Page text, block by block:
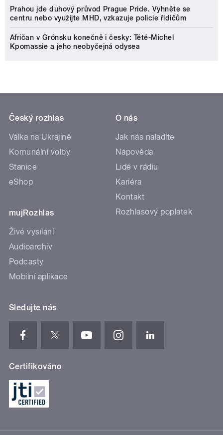
Prahou jde duhový průvod Prague Pride. Vyhněte se
centru nebo využijte MHD, vzkazuje policie řidičům
Afričan v Grónsku konečně i česky: Tété-Michel
Kpomassie a jeho neobyčejná odysea
Český rozhlas
Válka na Ukrajině
Komunální volby
Stanice
eShop
mujRozhlas
Živé vysílání
Audioarchiv
Podcasty
Mobilní aplikace
O nás
Jak nás naladíte
Nápověda
Lidé v rádiu
Kariéra
Kontakt
Rozhlasový poplatek
Sledujte nás
Certifikováno